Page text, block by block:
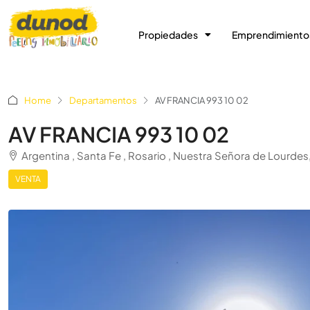
Propiedades
Home Departamentos AV FRANCIA 993 10 02
AV FRANCIA 993 10 02
Argentina , Santa Fe , Rosario , Nuestra Señora de
VENTA